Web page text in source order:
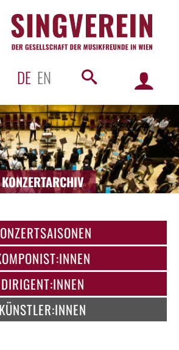
DE EN
KONZERTARCHIV
DIRIGENT:INNEN
KÜNSTLER:INNEN